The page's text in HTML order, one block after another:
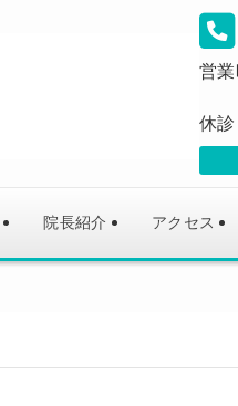
営業
休診
院長紹介 アクセス